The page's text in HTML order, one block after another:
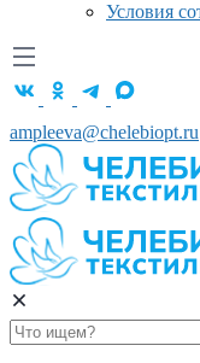
Условия
ampleeva@chelebiopt.ru